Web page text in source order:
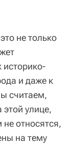
не только
историко-
и даже к
считаем,
улице,
относятся,
на тему